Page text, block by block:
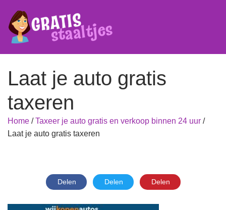
Laat je auto gratis
taxeren
Home /Taxeer je auto gratis en verkoop binnen 24 uur /
Laat je auto gratis taxeren
Delen Delen Delen